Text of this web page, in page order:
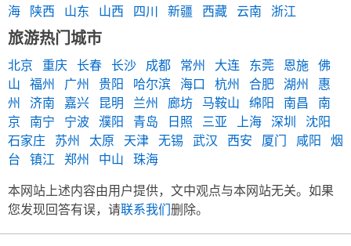
海
陕西 山东 山西 四川 新疆 西藏 云南 浙江
旅游热门城市
北京 重庆 长春 长沙 成都 常州 大连 东莞 恩施
佛
山
福州 广州 贵阳 哈尔滨 海口 杭州 合肥 湖州
惠
州
济南 嘉兴 昆明 兰州 廊坊 马鞍山 绵阳 南昌
南
京
南宁 宁波 濮阳 青岛 日照 三亚 上海 深圳
沈阳
石家庄
苏州 太原 天津 无锡 武汉 西安 厦门 咸阳
烟
台
镇江 郑州 中山 珠海
本网站上述内容由用户提供，文中观点与本网站无关。如果
您发现回答有误，请联系我们 删除。